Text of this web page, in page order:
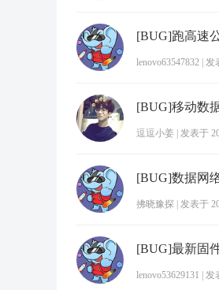
lenovo63547832 发
[BUG]移动数
逗逗小姜 发表于
[BUG]数据网
拂晓豫探 发表于
lenovo53629131 发